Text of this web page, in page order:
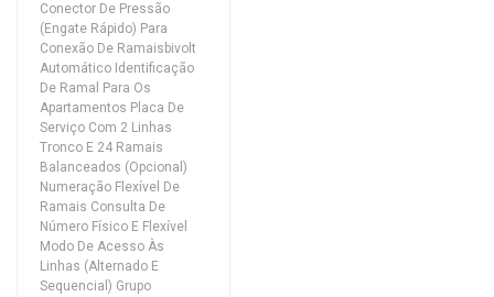
Conector De Pressão
(Engate Rápido) Para
Conexão De Ramaisbivolt
Automático Identificação
De Ramal Para Os
Apartamentos Placa De
Serviço Com 2 Linhas
Tronco E 24 Ramais
Balanceados (Opcional)
Numeração Flexível De
Ramais Consulta De
Número Físico E Flexível
Modo De Acesso Às
Linhas (Alternado E
Sequencial) Grupo